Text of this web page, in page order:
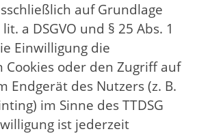
auf Grundlage
a DSGVO und § 25 Abs. 1
Einwilligung die
Cookies oder den Zugriff auf
Endgerät des Nutzers (z. B.
im Sinne des TTDSG
ist jederzeit